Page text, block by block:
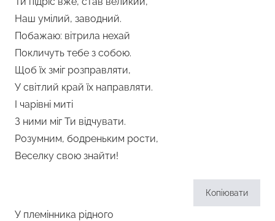
Наш умілий, заводний.
Побажаю: вітрила нехай
Покличуть тебе з собою.
Щоб їх зміг розправляти,
У світлий край їх направляти.
І чарівні миті
З ними міг Ти відчувати.
Розумним, бодреньким рости,
Веселку свою знайти!
Копіювати
У племінника рідного